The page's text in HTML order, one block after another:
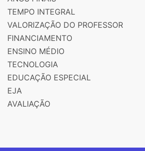
TEMPO INTEGRAL
VALORIZAÇÃO DO PROFESSOR
FINANCIAMENTO
ENSINO MÉDIO
TECNOLOGIA
EDUCAÇÃO ESPECIAL
EJA
AVALIAÇÃO